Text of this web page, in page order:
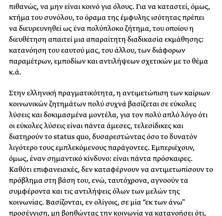
πιθανώς, να μην είναι κοινό για όλους. Για να καταστεί, όμως,
κτήμα του συνόλου, το όραμα της έμφυλης ισότητας πρέπει
να διευρευνηθεί ως ένα πολύπλοκο ζήτημα, του οποίου η
διευθέτηση απαιτεί μια απαραίτητη διαδικασία εκμάθησης:
κατανόηση του εαυτού μας, του άλλου, των διάφορων
παραμέτρων, εμποδίων και αντιλήψεων σχετικών με το θέμα
κ.ά.
Στην ελληνική πραγματικότητα, η αντιμετώπιση των καίριων
κοινωνικών ζητημάτων πολύ συχνά βασίζεται σε εύκολες
λύσεις και δοκιμασμένα μοντέλα, για τον πολύ απλό λόγο ότι
οι εύκολες λύσεις είναι πάντα άμεσες, τελεσίδικες και
διατηρούν το status quo, δυσαρεστώντας όσο το δυνατόν
λιγότερο τους εμπλεκόμενους παράγοντες. Εμπεριέχουν,
όμως, έναν σημαντικό κίνδυνο: είναι πάντα πρόσκαιρες.
Καθότι επιφανειακές, δεν καταφέρνουν να αντιμετωπίσουν το
πρόβλημα στη βάση του, ενώ, ταυτόχρονα, αγνοούν τα
συμφέροντα και τις αντιλήψεις όλων των μελών της
κοινωνίας. Βασίζονται, εν ολίγοις, σε μία “εκ των άνω”
προσέγγιση, μη βοηθώντας την κοινωνία να κατανοήσει ότι,